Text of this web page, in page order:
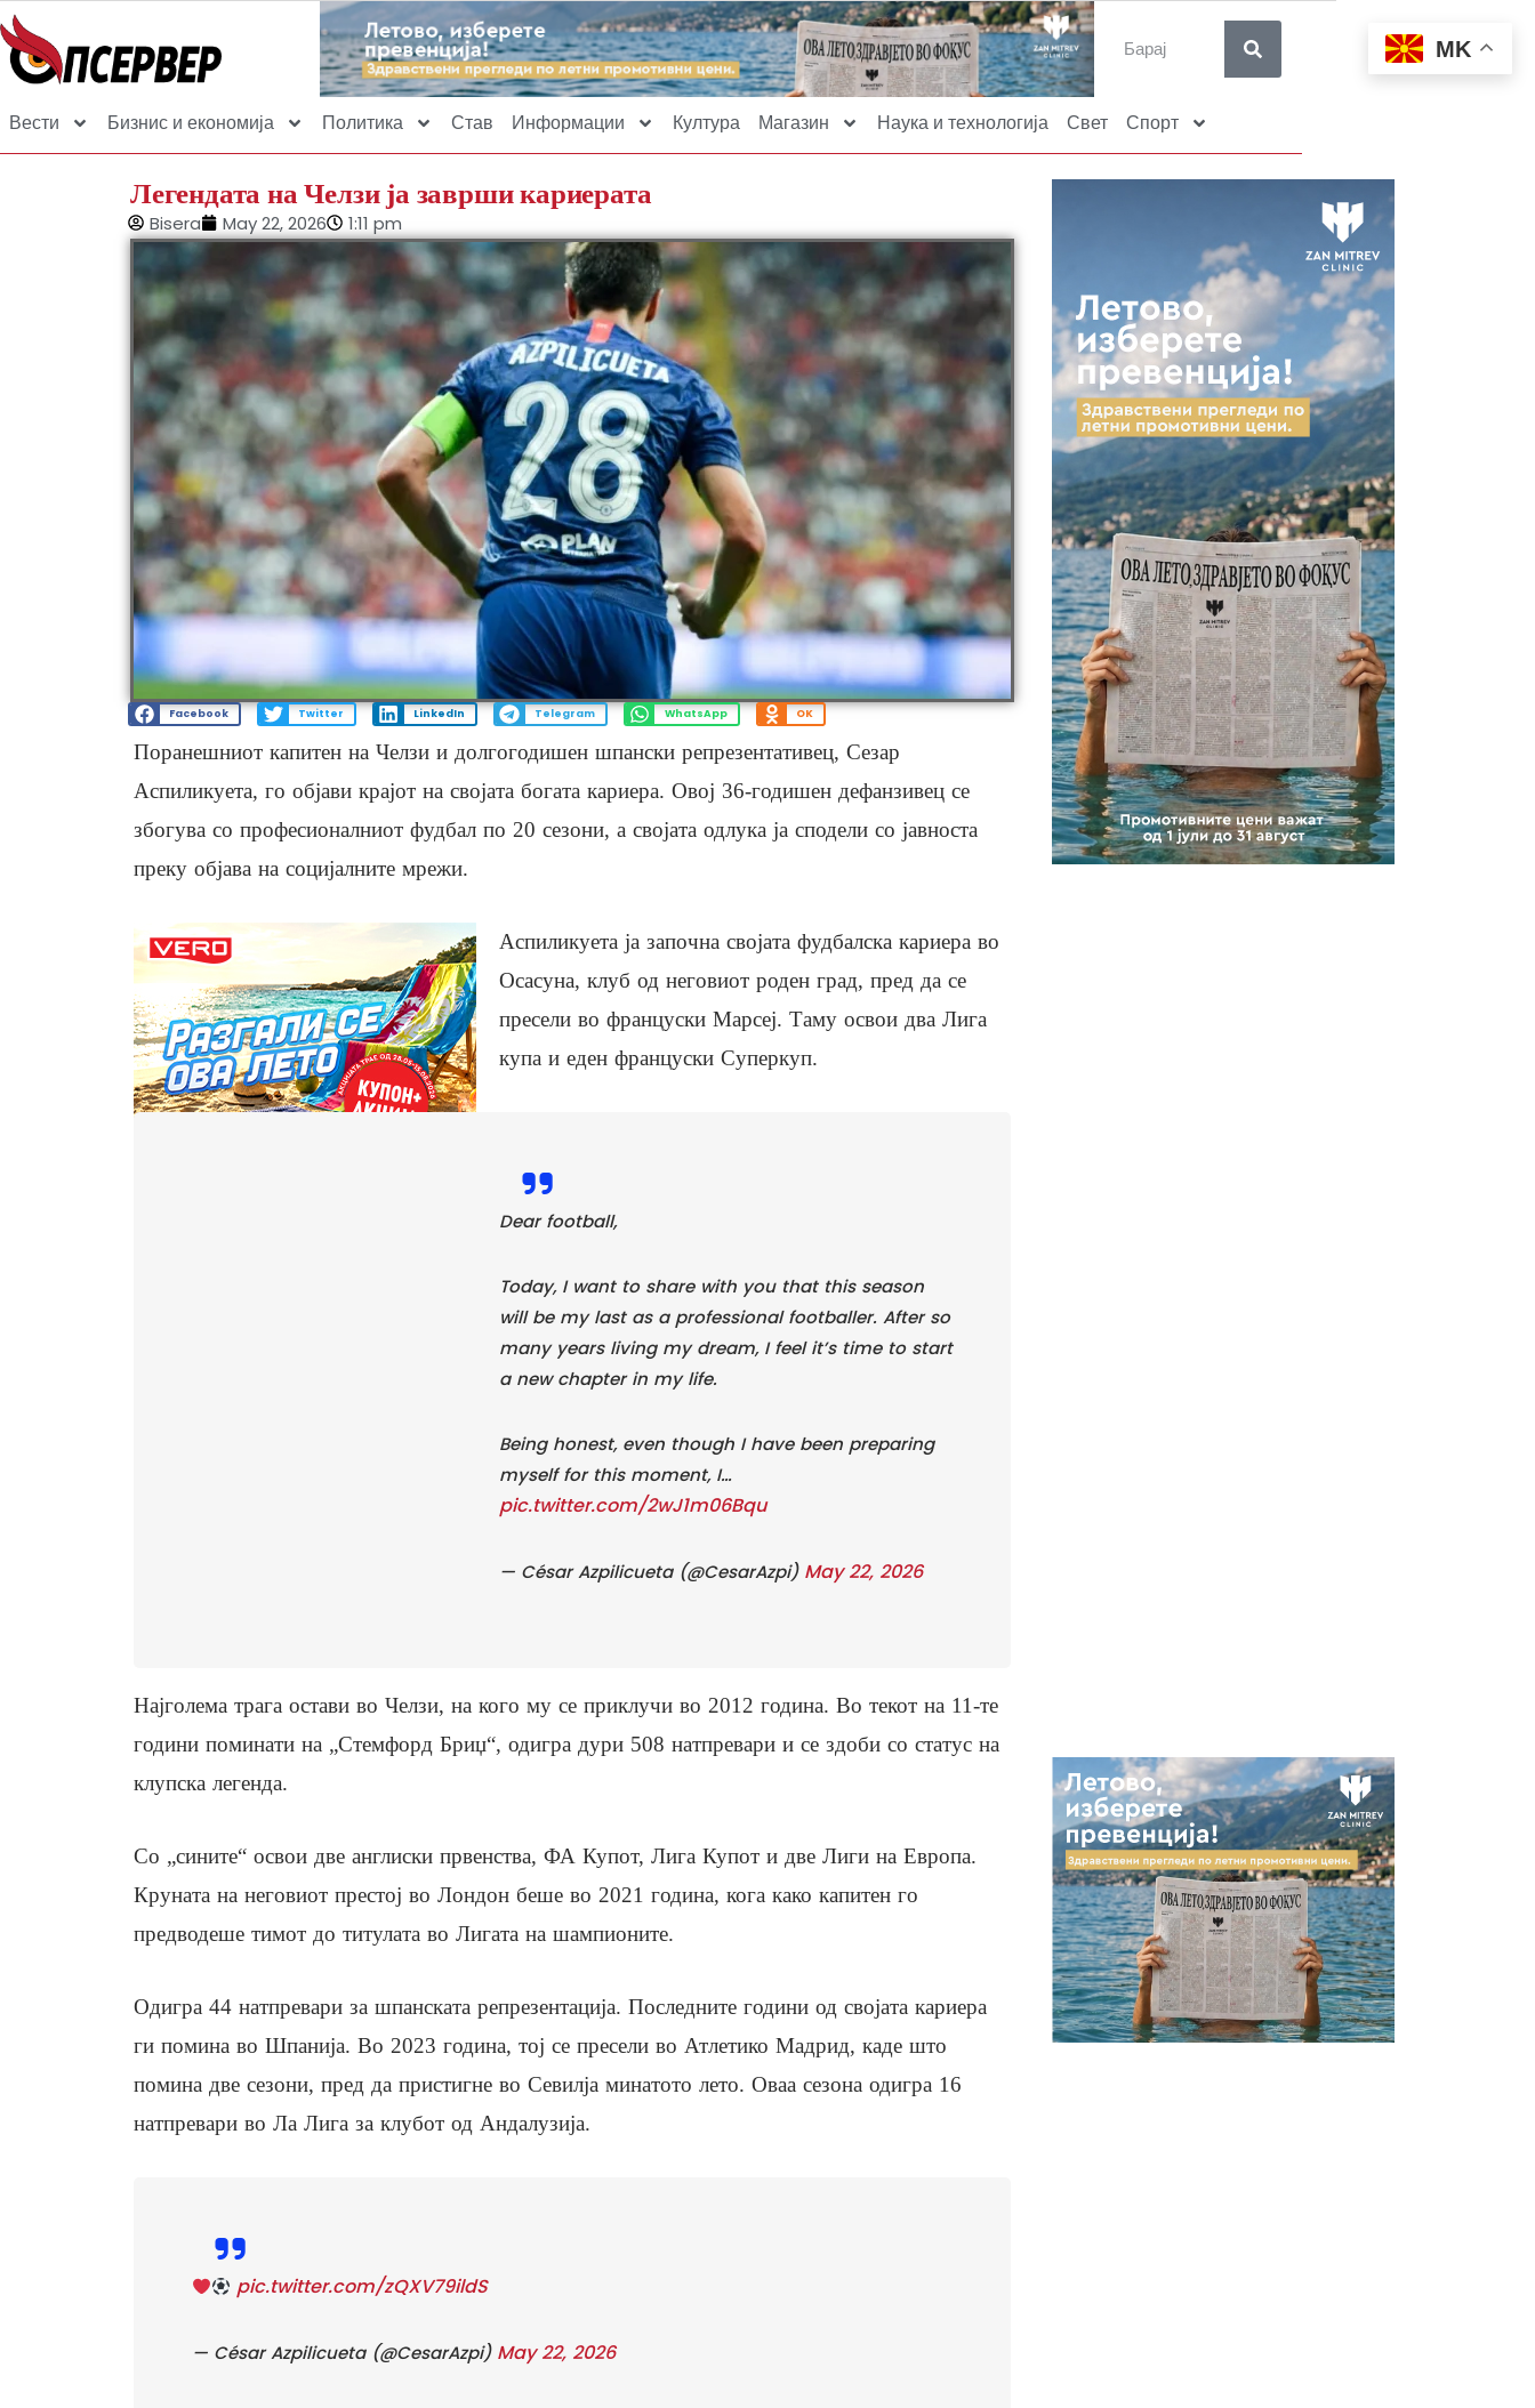
Вести Бизнис и економија Политика Став Информации Култура Магазин Наука и технологија Свет Спорт
Легендата на Челзи ја заврши кариерата
Bisera May 22, 2026 1:11 pm
Facebook Twitter LinkedIn Telegram WhatsApp OK
Поранешниот капитен на Челзи и долгогодишен шпански репрезентативец, Сезар
Аспиликуета, го објави крајот на својата богата кариера. Овој 36-годишен дефанзивец се
збогува со професионалниот фудбал по 20 сезони, а својата одлука ја сподели со јавноста
преку објава на социјалните мрежи.
Аспиликуета ја започна својата фудбалска кариера во
Осасуна, клуб од неговиот роден град, пред да се
пресели во француски Марсеј. Таму освои два Лига
купа и еден француски Суперкуп.
Dear football,
Today, I want to share with you that this season
will be my last as a professional footballer. After so
many years living my dream, I feel it’s time to start
a new chapter in my life.
Being honest, even though I have been preparing
myself for this moment, I…
pic.twitter.com/2wJ1m06Bqu
— César Azpilicueta (@CesarAzpi) May 22, 2026
Најголема трага остави во Челзи, на кого му се приклучи во 2012 година. Во текот на 11-те
години поминати на „Стемфорд Бриџ“, одигра дури 508 натпревари и се здоби со статус на
клупска легенда.
Со „сините“ освои две англиски првенства, ФА Купот, Лига Купот и две Лиги на Европа.
Круната на неговиот престој во Лондон беше во 2021 година, кога како капитен го
предводеше тимот до титулата во Лигата на шампионите.
Одигра 44 натпревари за шпанската репрезентација. Последните години од својата кариера
ги помина во Шпанија. Во 2023 година, тој се пресели во Атлетико Мадрид, каде што
помина две сезони, пред да пристигне во Севилја минатото лето. Оваа сезона одигра 16
натпревари во Ла Лига за клубот од Андалузија.
pic.twitter.com/zQXV79ildS
— César Azpilicueta (@CesarAzpi) May 22, 2026
MK